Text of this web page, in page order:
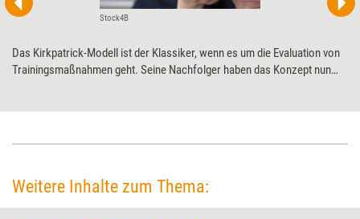
Stock4B
Das Kirkpatrick-Modell ist der Klassiker, wenn es um die Evaluation von
Trainingsmaßnahmen geht. Seine Nachfolger haben das Konzept nun
Weitere Inhalte zum Thema: